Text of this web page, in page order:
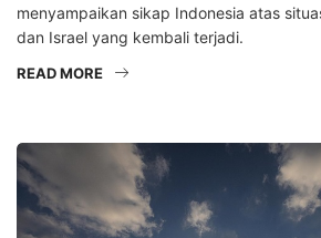
menyampaikan sikap Indonesia atas
dan Israel yang kembali terjadi.
READ MORE